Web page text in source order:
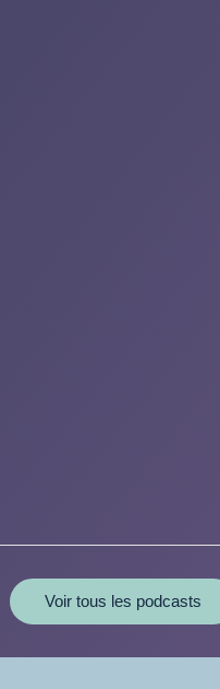
Voir tous les podcasts